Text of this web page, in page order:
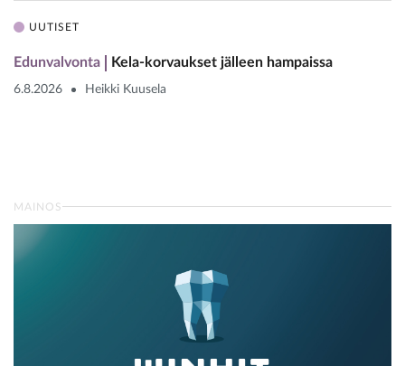
UUTISET
Edunvalvonta Kela-korvaukset jälleen hampaissa
6.8.2026 Heikki Kuusela
MAINOS